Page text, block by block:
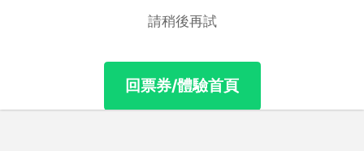
請稍後再試
回票券/體驗首頁